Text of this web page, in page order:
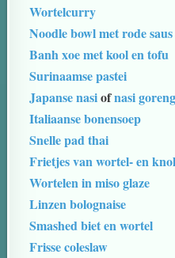
Wortelcurry
Noodle bowl met rode saus
Banh xoe met kool en tofu
Surinaamse pastei
Japanse nasiofnasi
Italiaanse bonensoep
Snelle pad thai
Frietjes van wortel- en
Wortelen in miso glaze
Linzen bolognaise
Smashed biet en wortel
Frisse coleslaw